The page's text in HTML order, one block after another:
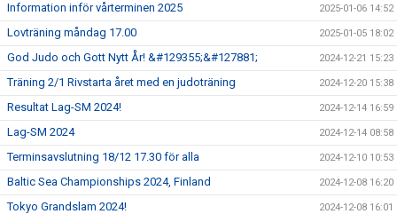
Information inför vårterminen 2025 2025-01-06 14:52
Lovträning måndag 17.00 2025-01-05 18:02
God Judo och Gott Nytt År! &#129355;&#127881; 2024-12-21 15:23
Träning 2/1 Rivstarta året med en judoträning 2024-12-20 15:38
Resultat Lag-SM 2024! 2024-12-14 16:59
Lag-SM 2024 2024-12-14 08:58
Terminsavslutning 18/12 17.30 för alla 2024-12-10 10:53
Baltic Sea Championships 2024, Finland 2024-12-08 16:20
Tokyo Grandslam 2024! 2024-12-08 16:01